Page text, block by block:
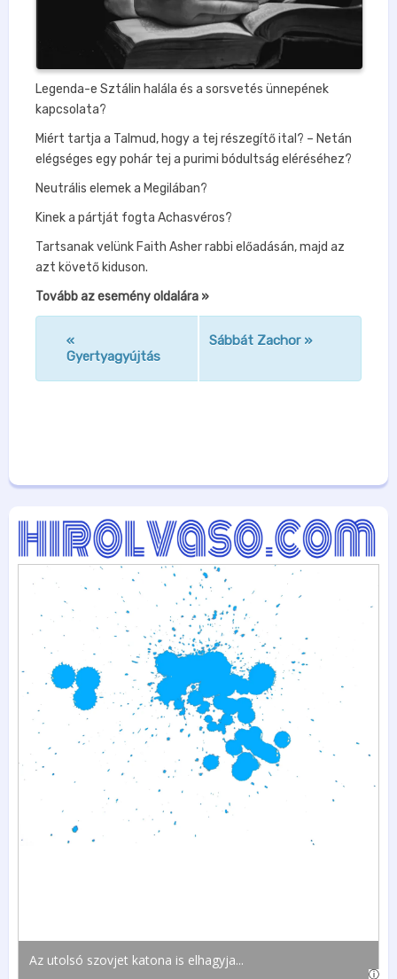
Legenda-e Sztálin halála és a sorsvetés ünnepének
kapcsolata?
Miért tartja a Talmud, hogy a tej részegítő ital? – Netán
elégséges egy pohár tej a purimi bódultság eléréséhez?
Neutrális elemek a Megilában?
Kinek a pártját fogta Achasvéros?
Tartsanak velünk Faith Asher rabbi előadásán, majd az
azt követő kiduson.
Tovább az esemény oldalára »
a
i
ó
«
Gyertyagyújtás
Sábbát Zachor »